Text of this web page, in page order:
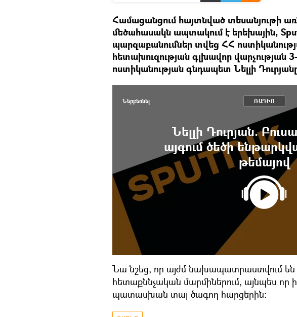
Համացանցում հայտնված տեսանյութի
մեծահասակն ապտակում է երեխային,
պարզաբանումներ տվեց ՀՀ
հետախուզության գլխավոր վարչության
ոստիկանության գնդապետ Նելլի
ՌԱԴԻՈ
Նելլի Դուրյան.
այգում ծեծի
թեմայով
Ներբեռնել
Նա նշեց, որ այժմ նախապատրաստվում են
հետաքննչական մարմիներում, այնպես որ
պատասխան տալ ծագող հարցերին։